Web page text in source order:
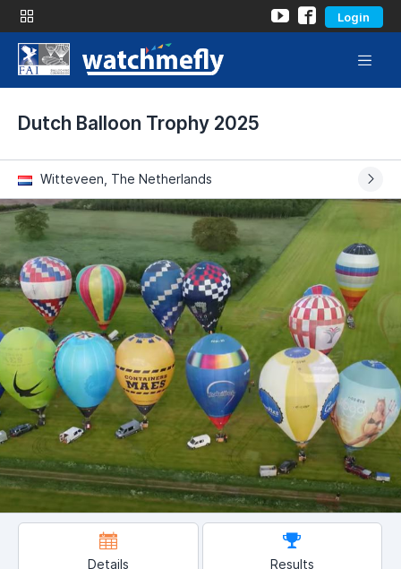
Login
Dutch Balloon Trophy 2025
Witteveen, The Netherlands
Details Results